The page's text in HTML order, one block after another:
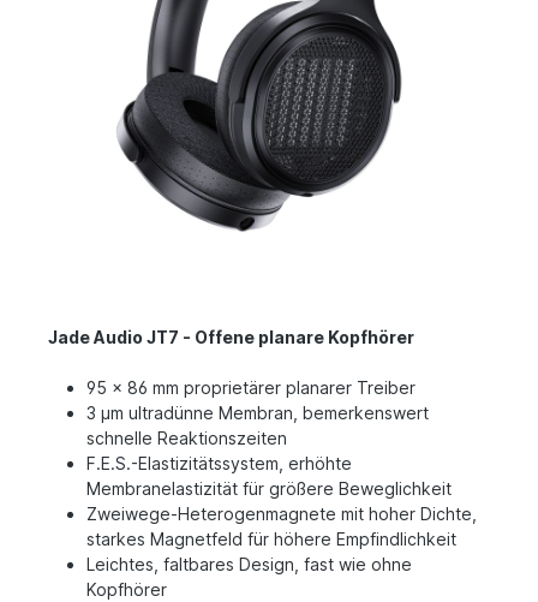
Jade Audio JT7 - Offene planare Kopfhörer
95 x 86 mm proprietärer planarer Treiber
3 µm ultradünne Membran, bemerkenswert
schnelle Reaktionszeiten
F.E.S.-Elastizitätssystem, erhöhte
Membranelastizität für größere Beweglichkeit
Zweiwege-Heterogenmagnete mit hoher Dichte,
starkes Magnetfeld für höhere Empfindlichkeit
Leichtes, faltbares Design, fast wie ohne
Kopfhörer